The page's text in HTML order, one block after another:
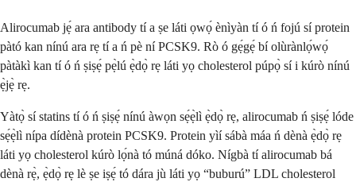
Alirocumab jẹ́ ara antibody tí a ṣe láti ọwọ́ ènìyàn tí ó ń fojú sí protein
pàtó kan nínú ara rẹ tí a ń pè ní PCSK9. Rò ó gẹ́gẹ́ bí olùrànlọ́wọ́
pàtàkì kan tí ó ń ṣiṣẹ́ pẹ̀lú ẹ̀dọ̀ rẹ láti yọ cholesterol púpọ̀ sí i kúrò nínú
ẹ̀jẹ̀ rẹ.
Yàtọ̀ sí statins tí ó ń ṣiṣẹ́ nínú àwọn sẹ́ẹ̀lì ẹ̀dọ̀ rẹ, alirocumab ń ṣiṣẹ́ lóde
sẹ́ẹ̀lì nípa dídènà protein PCSK9. Protein yìí sábà máa ń dènà ẹ̀dọ̀ rẹ
láti yọ cholesterol kúrò lọ́nà tó múná dóko. Nígbà tí alirocumab bá
dènà rẹ̀, ẹ̀dọ̀ rẹ lè ṣe iṣẹ́ tó dára jù láti yọ “buburú” LDL cholesterol